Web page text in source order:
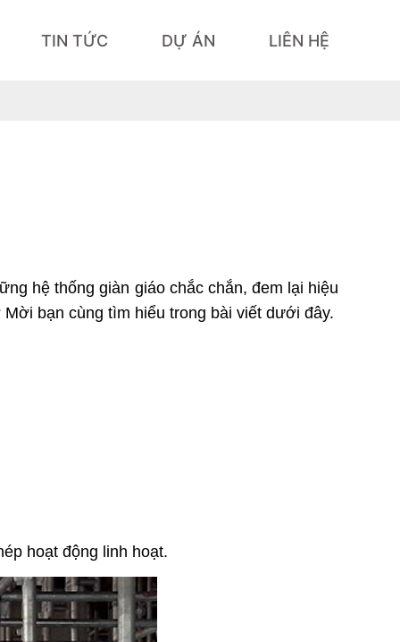
TIN TỨC DỰ ÁN LIÊN HỆ
hệ thống giàn giáo chắc chắn, đem lại hiệu
bạn cùng tìm hiểu trong bài viết dưới đây.
hoạt động linh hoạt.